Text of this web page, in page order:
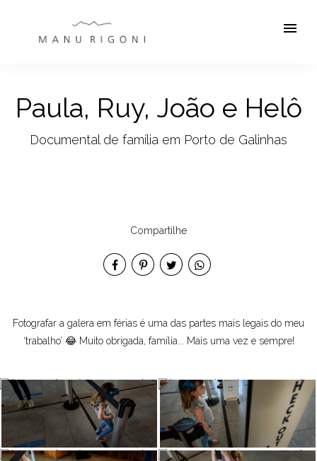
menu
Paula, Ruy, João e Helô
Documental de família em Porto de Galinhas
Compartilhe
Fotografar a galera em férias é uma das partes mais legais do meu
‘trabalho’ 😂 Muito obrigada, família... Mais uma vez e sempre!